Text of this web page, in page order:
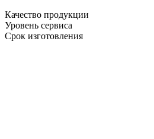
Качество продукции
Уровень сервиса
Срок изготовления